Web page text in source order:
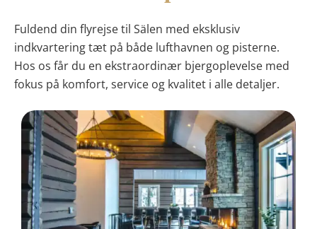
Fuldend din flyrejse til Sälen med eksklusiv
indkvartering tæt på både lufthavnen og pisterne.
Hos os får du en ekstraordinær bjergoplevelse med
fokus på komfort, service og kvalitet i alle detaljer.